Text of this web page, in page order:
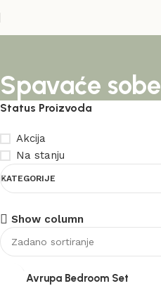
Spavaće sobe
Status Proizvoda
Akcija
Na stanju
KATEGORIJE
Stolice
Akcija
Vidi više
Show column
Avrupa Bedroom Set